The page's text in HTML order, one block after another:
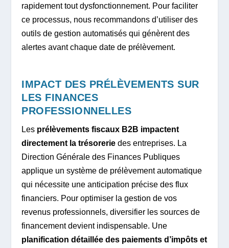
rapidement tout dysfonctionnement. Pour faciliter
ce processus, nous recommandons d’utiliser des
outils de gestion automatisés qui génèrent des
alertes avant chaque date de prélèvement.
IMPACT DES PRÉLÈVEMENTS SUR
LES FINANCES
PROFESSIONNELLES
Les prélèvements fiscaux B2B impactent
directement la trésorerie des entreprises. La
Direction Générale des Finances Publiques
applique un système de prélèvement automatique
qui nécessite une anticipation précise des flux
financiers. Pour optimiser la gestion de vos
revenus professionnels, diversifier les sources de
financement devient indispensable. Une
planification détaillée des paiements d’impôts et